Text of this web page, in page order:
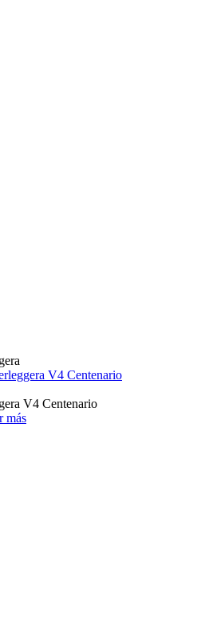
V4 Centenario
V4 Centenario
más